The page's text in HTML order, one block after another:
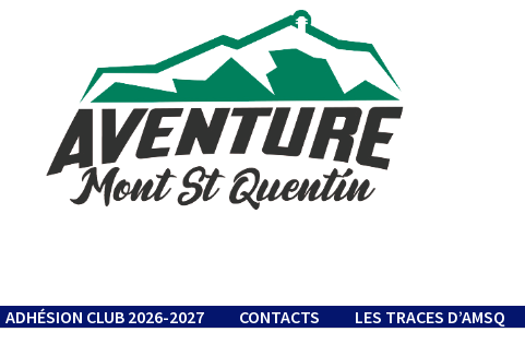
ADHÉSION CLUB 2026-2027 CONTACTS LES TRACES D’AMSQ